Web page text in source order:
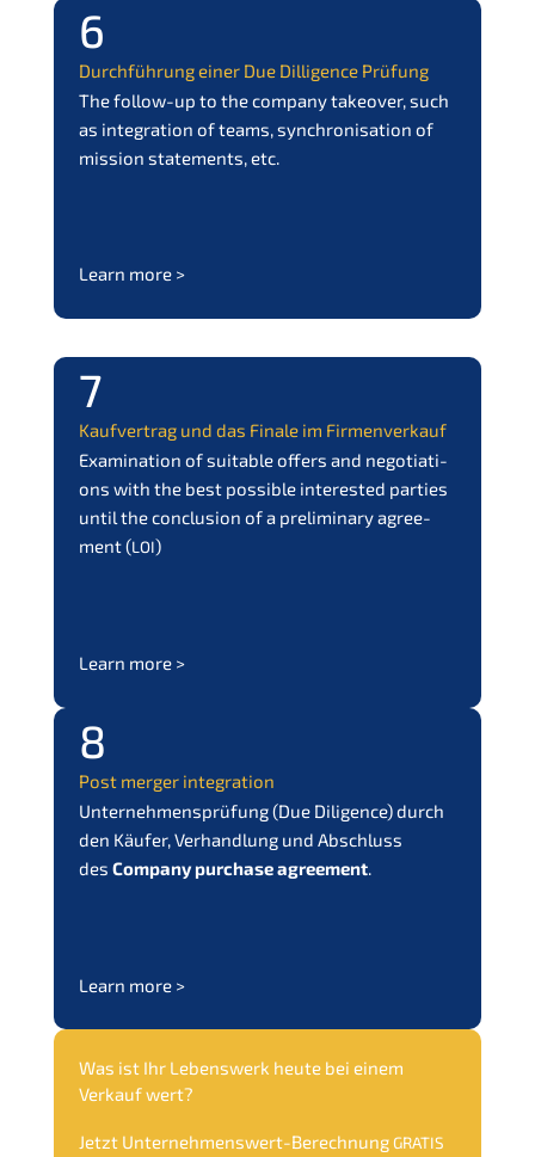
6
Durch­füh­rung einer Due Dilli­gence Prüfung
The follow-up to the compa­ny takeover, such
as integra­ti­on of teams, synchro­ni­sa­ti­on of
missi­on state­ments, etc.
Learn more >
7
Kaufver­trag und das Finale im Firmenverkauf
Exami­na­ti­on of suita­ble offers and negotia­ti­
ons with the best possi­ble interes­ted parties
until the conclu­si­on of a preli­mi­na­ry agree­
ment (LOI)
Learn more >
8
Post merger integration
Unter­neh­mens­prü­fung (Due Diligence) durch
den Käufer, Verhand­lung und Abschluss
des Compa­ny purcha­se agree­ment.
Learn more >
Was ist Ihr Lebens­werk heute bei einem
Verkauf wert?
Jetzt Unter­neh­mens­wert-Berech­nungGRATIS